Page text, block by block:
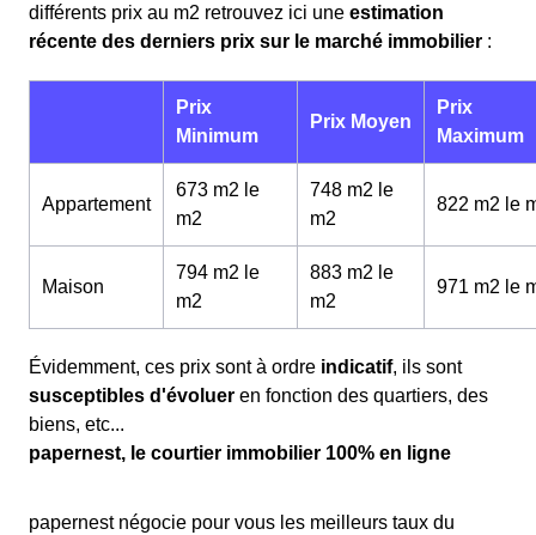
différents prix au m2 retrouvez ici une estimation
récente des derniers prix sur le marché immobilier :
Prix
Minimum
Prix Moyen
Prix
Maximum
Appartement
673 m2 le
m2
748 m2 le
m2
822 m2 le
Maison
794 m2 le
m2
883 m2 le
m2
971 m2 le
Évidemment, ces prix sont à ordre indicatif, ils sont
susceptibles d'évoluer en fonction des quartiers, des
biens, etc...
papernest, le courtier immobilier 100% en ligne
papernest négocie pour vous les meilleurs taux du